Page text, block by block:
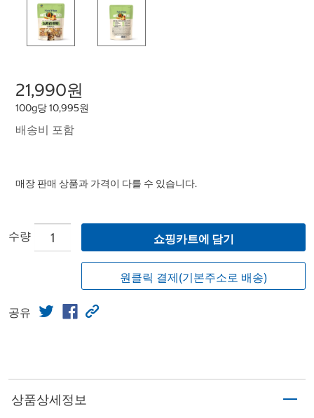
21,990원
100g당 10,995원
배송비 포함
매장 판매 상품과 가격이 다를 수 있습니다.
수량 쇼핑카트에 담기
원클릭 결제(기본주소로 배송)
공유
상품상세정보